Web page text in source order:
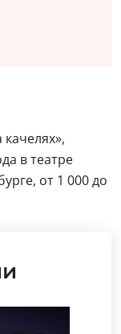
в театре
от 1 000 до